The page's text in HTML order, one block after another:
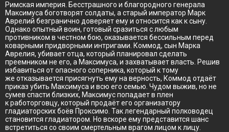
Римская империя. Бесстрашного и благородного генерала
Максимуса боготворят солдаты, а старый император Марк
Аврелий безгранично доверяет ему и относится как к сыну.
Однако опытный воин, готовый сразиться с любым
противником в честном бою, оказывается бессильным перед
коварными придворными интригами. Коммод, сын Марка
Аврелия, убивает отца, который планировал сделать
преемником не его, а Максимуса, и захватывает власть. Решив
избавиться от опасного соперника, который к тому
же отказывается присягнуть ему на верность, Коммод отдаёт
приказ убить Максимуса и всю его семью. Чудом выжив, но не
сумев спасти близких, Максимус попадает в плен
к работорговцу, который продаёт его организатору
гладиаторских боёв Проксимо. Так легендарный полководец
становится гладиатором. Но вскоре ему представится шанс
встретиться со своим смертельным врагом лицом к лицу.